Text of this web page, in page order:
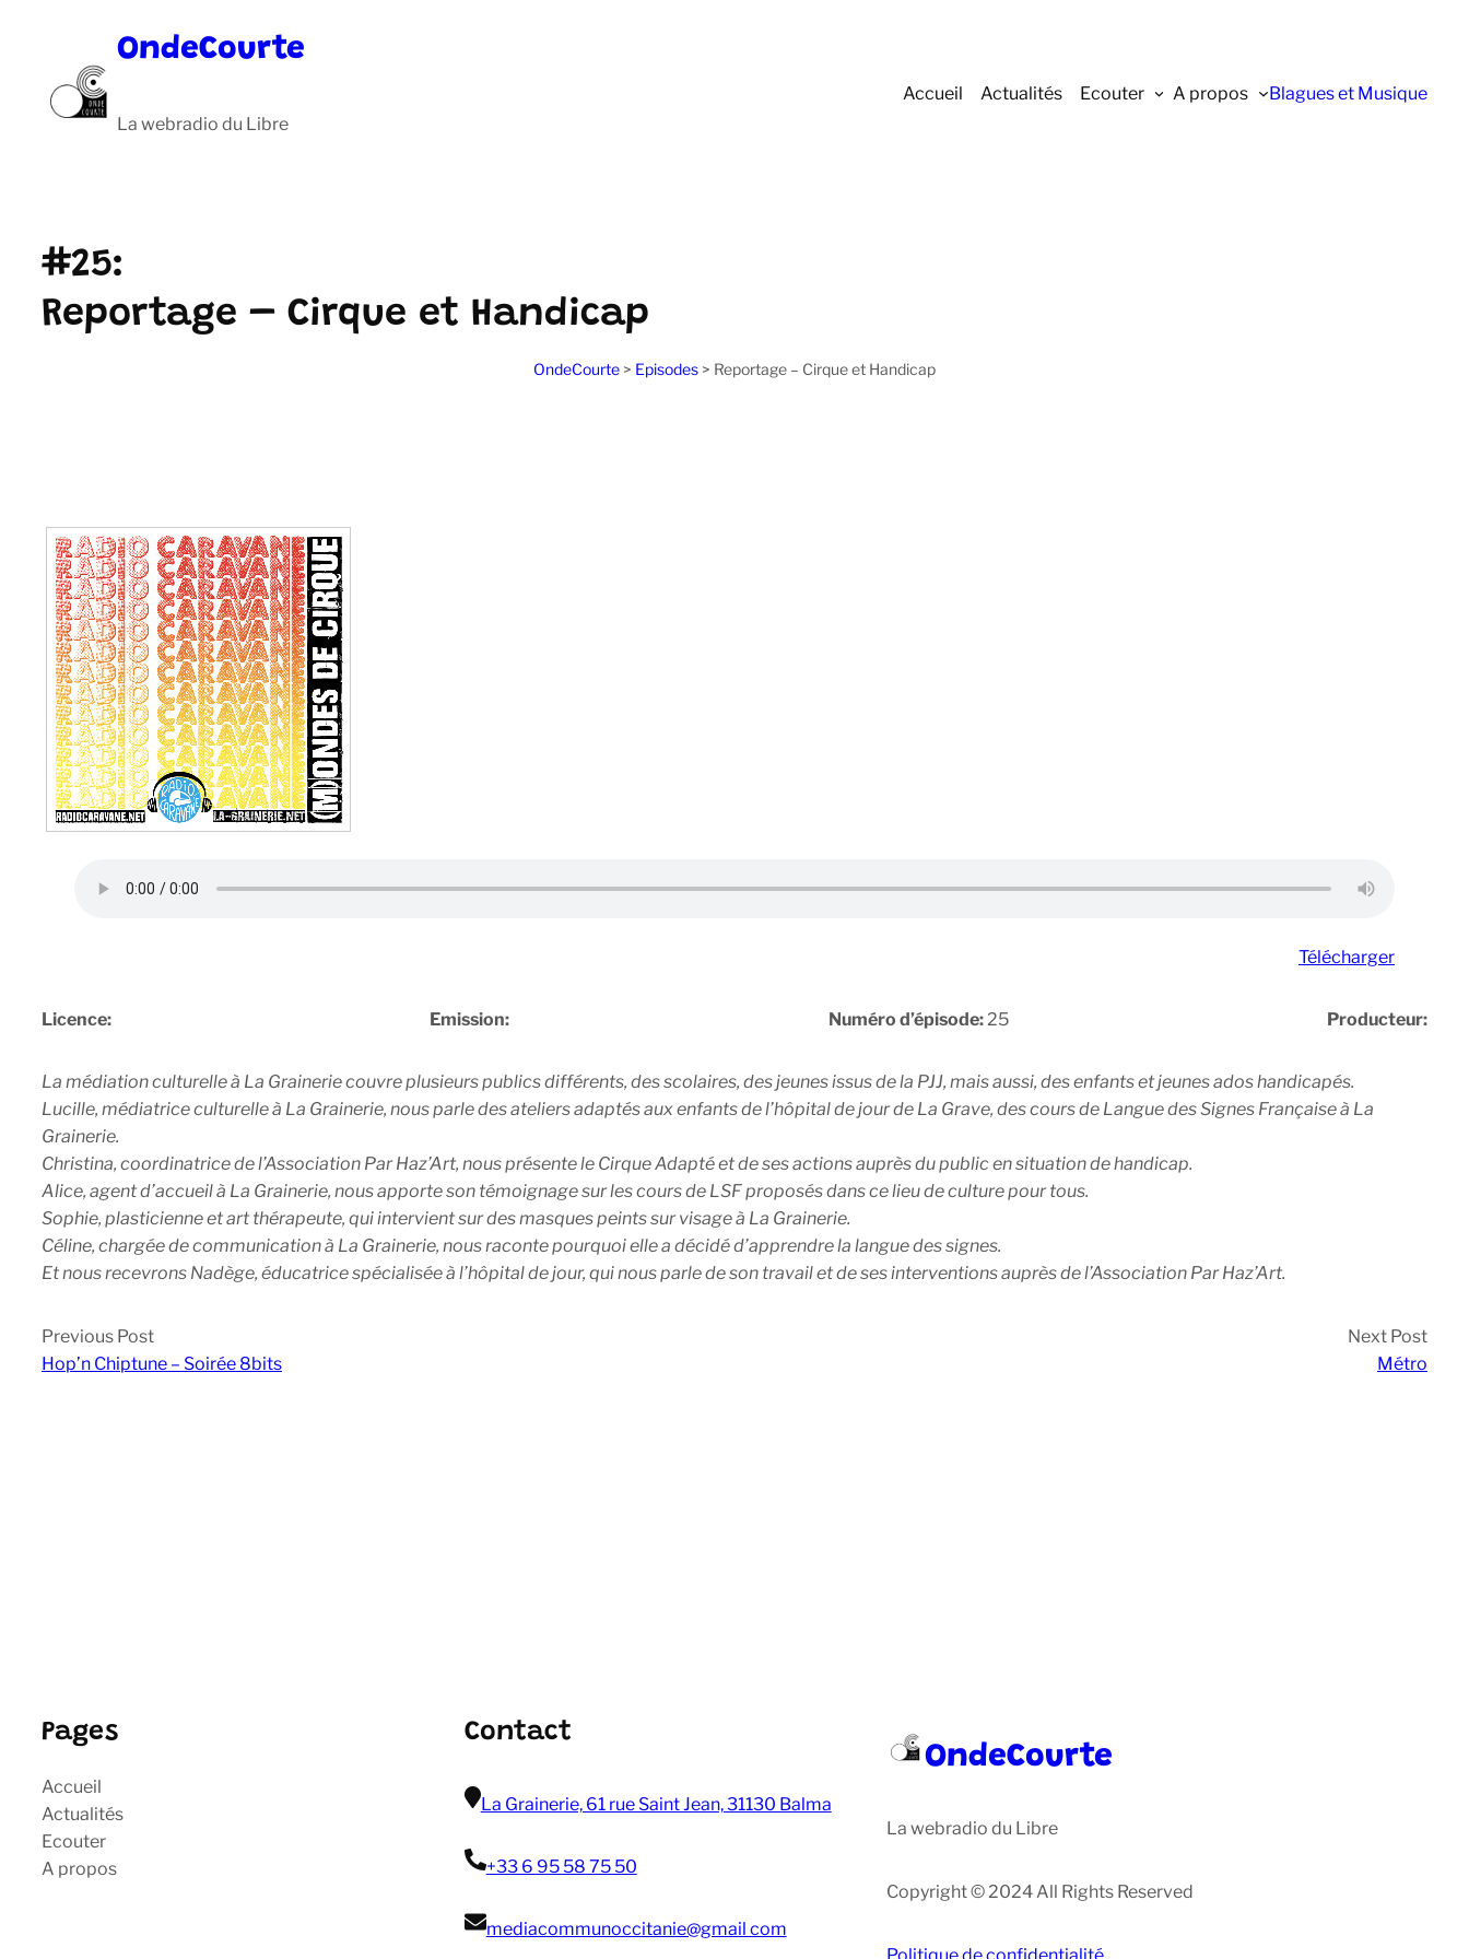
OndeCourte
La webradio du Libre
Accueil Actualités Ecouter A propos Blagues et Musique
#25:
Reportage – Cirque et Handicap
OndeCourte > Episodes > Reportage – Cirque et Handicap
Télécharger
Licence: Emission: Numéro d’épisode:25 Producteur:
La médiation culturelle à La Grainerie couvre plusieurs publics différents, des scolaires, des jeunes issus de la PJJ, mais aussi, des enfants et jeunes ados handicapés.
Lucille, médiatrice culturelle à La Grainerie, nous parle des ateliers adaptés aux enfants de l’hôpital de jour de La Grave, des cours de Langue des Signes Française à La
Grainerie.
Christina, coordinatrice de l’Association Par Haz’Art, nous présente le Cirque Adapté et de ses actions auprès du public en situation de handicap.
Alice, agent d’accueil à La Grainerie, nous apporte son témoignage sur les cours de LSF proposés dans ce lieu de culture pour tous.
Sophie, plasticienne et art thérapeute, qui intervient sur des masques peints sur visage à La Grainerie.
Céline, chargée de communication à La Grainerie, nous raconte pourquoi elle a décidé d’apprendre la langue des signes.
Et nous recevrons Nadège, éducatrice spécialisée à l’hôpital de jour, qui nous parle de son travail et de ses interventions auprès de l’Association Par Haz’Art.
Previous Post
Hop’n Chiptune – Soirée 8bits
Next Post
Métro
Pages
Accueil
Actualités
Ecouter
A propos
Contact
La Grainerie, 61 rue Saint Jean, 31130 Balma
+33 6 95 58 75 50
mediacommunoccitanie@gmail com
OndeCourte
La webradio du Libre
Copyright © 2024 All Rights Reserved